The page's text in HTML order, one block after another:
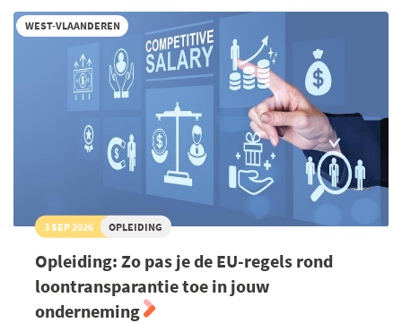
WEST-VLAANDEREN
3 SEP 2026 OPLEIDING
Opleiding: Zo pas je de EU-regels rond
loontransparantie toe in jouw
onderneming